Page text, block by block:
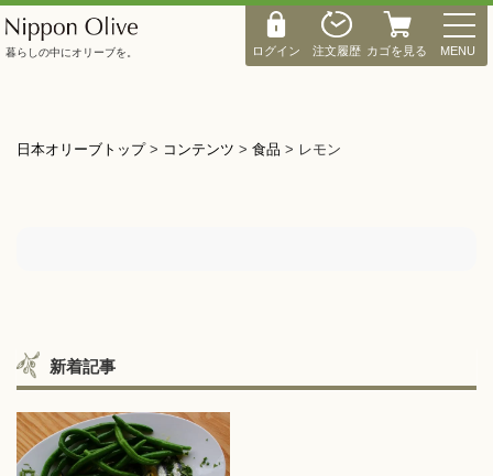
ログイン 注文履歴 カゴを見る
M
E
N
MENU
暮らしの中にオリーブを。
日本オリーブトップ> コンテンツ > 食品 > レモン
新着記事